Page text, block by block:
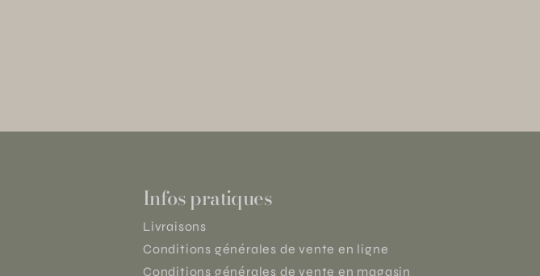
Infos pratiques
Livraisons
Conditions générales de vente en ligne
Conditions générales de vente en magasin